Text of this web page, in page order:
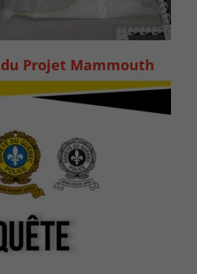
Projet Mammouth